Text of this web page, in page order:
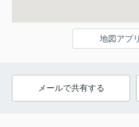
地図アプ
メールで共有する